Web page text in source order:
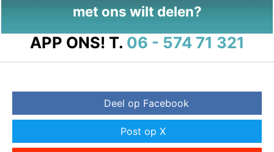
met ons wilt delen?
APP ONS! T. 06 - 574 71 321
Deel op Facebook
Post op X